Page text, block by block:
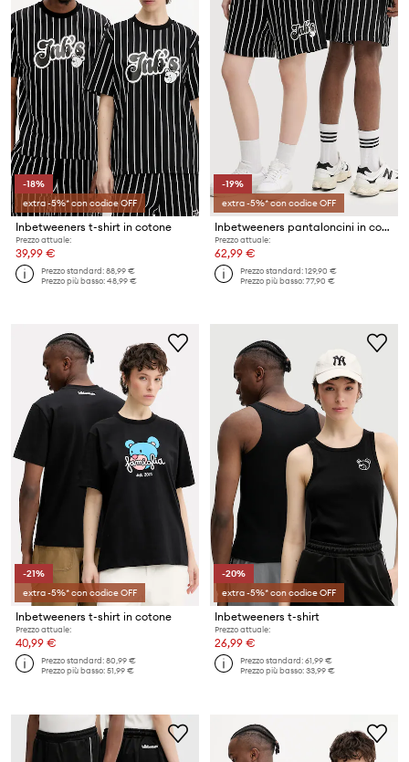
-18%
extra -5%* con codice OFF
Inbetweeners t-shirt in cotone
Prezzo attuale:
39,99 €
Prezzo standard:88,99 €
Prezzo più basso:48,99 €
-19%
extra -5%* con codice OFF
Inbetweeners pantaloncini in cotone
Prezzo attuale:
62,99 €
Prezzo standard:129,90 €
Prezzo più basso:77,90 €
-21%
extra -5%* con codice OFF
Inbetweeners t-shirt in cotone
Prezzo attuale:
40,99 €
Prezzo standard:80,99 €
Prezzo più basso:51,99 €
-20%
extra -5%* con codice OFF
Inbetweeners t-shirt
Prezzo attuale:
26,99 €
Prezzo standard:61,99 €
Prezzo più basso:33,99 €